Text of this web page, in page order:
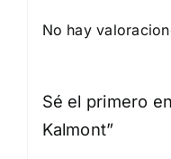
No hay
Sé el primero
Kalmont”